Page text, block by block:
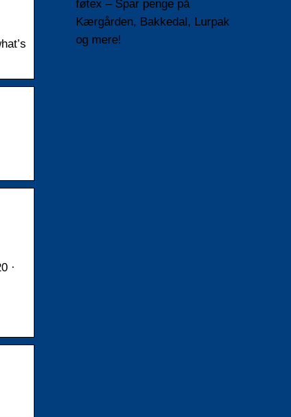
·
føtex – Spar penge på
Kærgården, Bakkedal, Lurpak
og mere!